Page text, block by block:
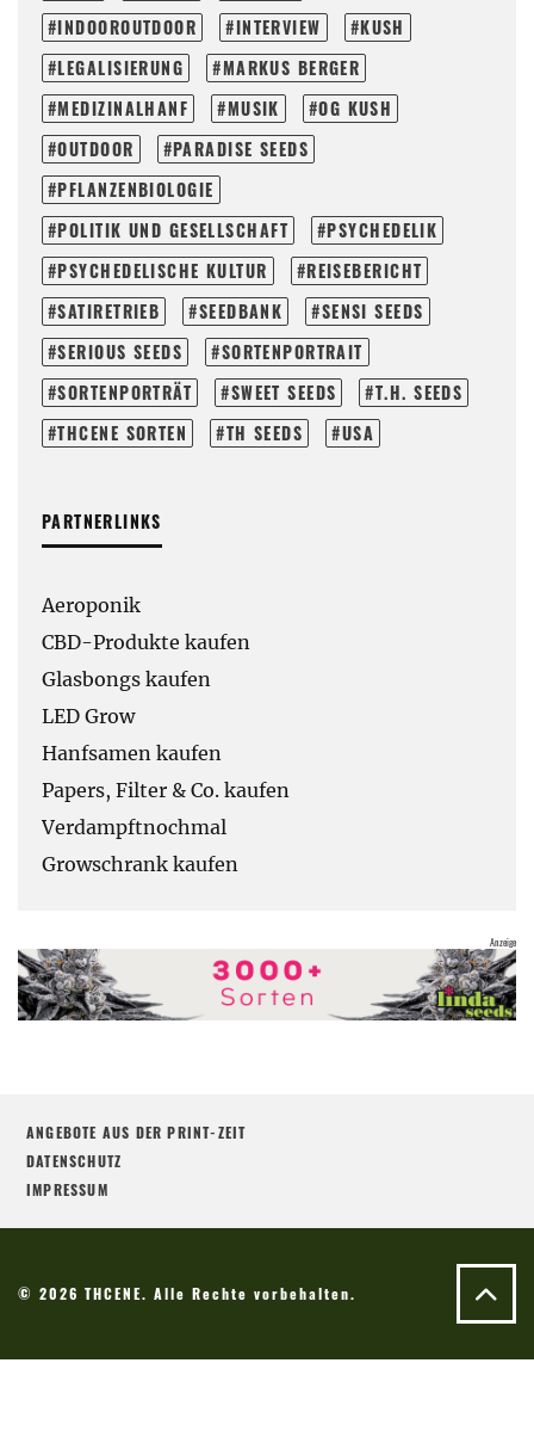
INDOOROUTDOOR
INTERVIEW
KUSH
LEGALISIERUNG
MARKUS BERGER
MEDIZINALHANF
MUSIK
OG KUSH
OUTDOOR
PARADISE SEEDS
PFLANZENBIOLOGIE
POLITIK UND GESELLSCHAFT
PSYCHEDELIK
PSYCHEDELISCHE KULTUR
REISEBERICHT
SATIRETRIEB
SEEDBANK
SENSI SEEDS
SERIOUS SEEDS
SORTENPORTRAIT
SORTENPORTRÄT
SWEET SEEDS
T.H. SEEDS
THCENE SORTEN
TH SEEDS USA
PARTNERLINKS
Aeroponik
CBD-Produkte kaufen
Glasbongs kaufen
LED Grow
Hanfsamen kaufen
Papers, Filter & Co. kaufen
Verdampftnochmal
Growschrank kaufen
ANGEBOTE AUS DER PRINT-ZEIT
DATENSCHUTZ
IMPRESSUM
© 2026 THCENE. Alle Rechte vorbehalten.